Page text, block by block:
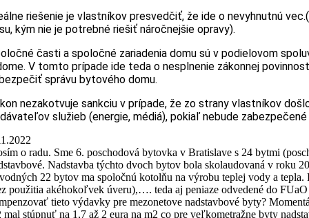
riešenie je vlastníkov presvedčiť, že ide o nevyhnutnú
kým nie je potrebné riešiť náročnejšie opravy).
časti a spoločné zariadenia domu sú v podielovom
V tomto prípade ide teda o nesplnenie zákonnej
správu bytového domu.
nezakotvuje sankciu v prípade, že zo strany vlastníkov
služieb (energie, médiá), pokiaľ nebude
o radu. Sme 6. poschodová bytovka v Bratislave s 24 bytmi
Nadstavba týchto dvoch bytov bola skolaudovaná v roku
22 bytov ma spoločnú kotolňu na výrobu teplej vody a tepla.
použitia akéhokoľvek úveru),…. teda aj peniaze odvedené do
tieto výdavky pre mezonetove nadstavbové byty?
mal stúpnuť na 1,7 až 2 eura na m2 co pre veľkometražne byty